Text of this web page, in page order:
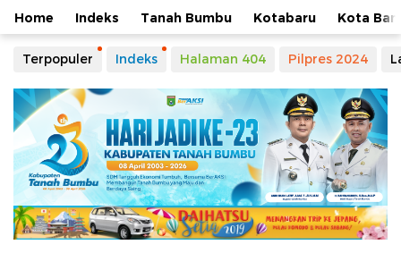
Home Indeks Tanah Bumbu Kotabaru Kota
Terpopuler Indeks Halaman 404 Pilpres 2024